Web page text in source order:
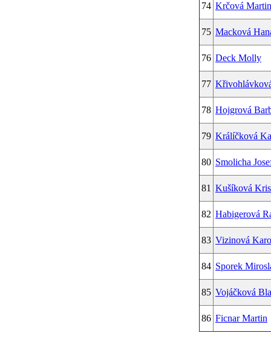
74 Krčová
75 Macková
76 Deck Molly
77
78 Hojgrová
79 Králíčková
80 Smolicha
81 Kušíková
82 Habigerová
83 Vizinová
84 Sporek
85 Vojáčková
86 Ficnar Martin